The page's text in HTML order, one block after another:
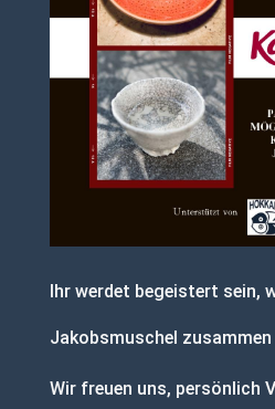
Ihr werdet begeistert sein,
Jakobsmuschel zusammen
Wir freuen uns, persönlich